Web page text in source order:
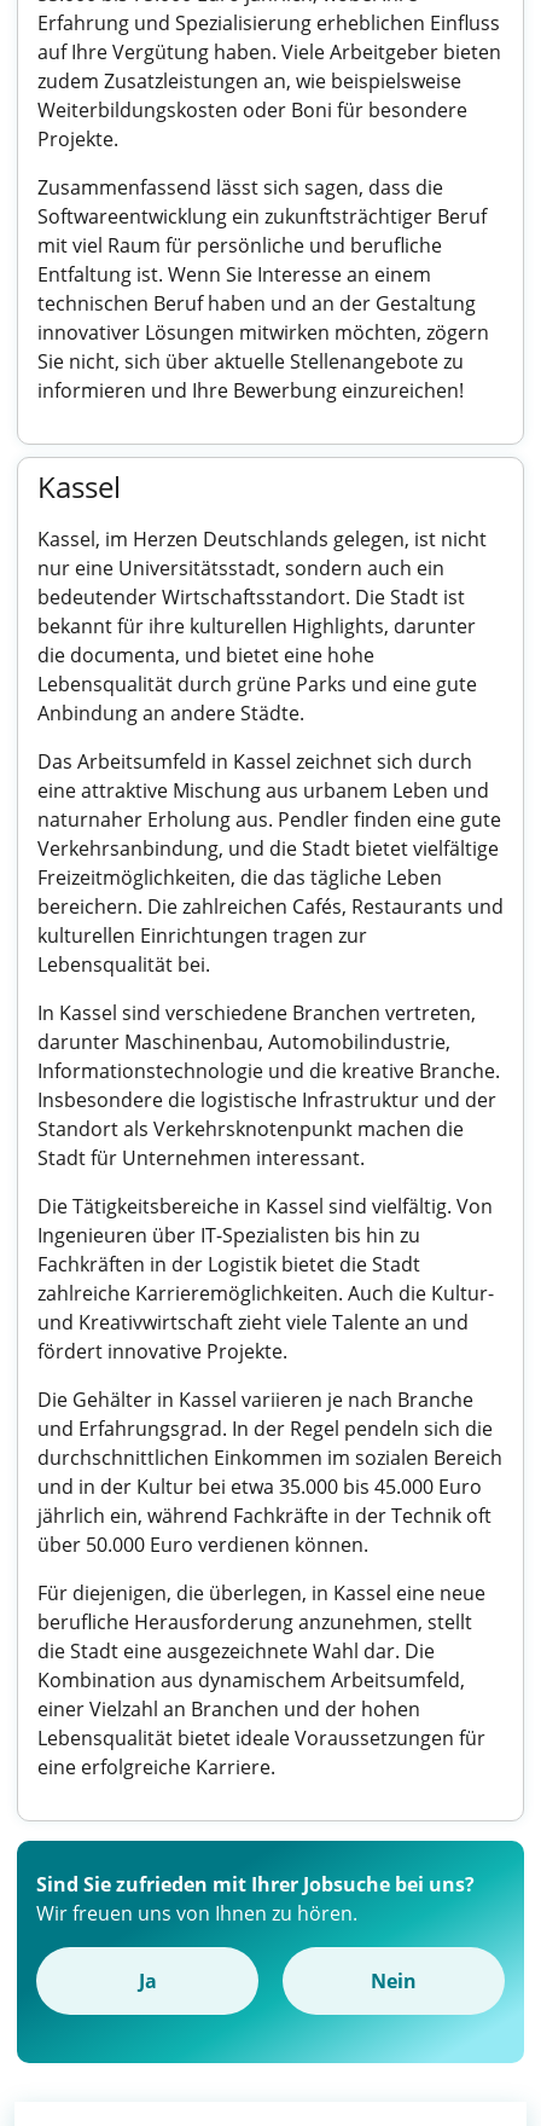
Erfahrung und Spezialisierung erheblichen Einfluss
auf Ihre Vergütung haben. Viele Arbeitgeber bieten
zudem Zusatzleistungen an, wie beispielsweise
Weiterbildungskosten oder Boni für besondere
Projekte.
Zusammenfassend lässt sich sagen, dass die
Softwareentwicklung ein zukunftsträchtiger Beruf
mit viel Raum für persönliche und berufliche
Entfaltung ist. Wenn Sie Interesse an einem
technischen Beruf haben und an der Gestaltung
innovativer Lösungen mitwirken möchten, zögern
Sie nicht, sich über aktuelle Stellenangebote zu
informieren und Ihre Bewerbung einzureichen!
Kassel
Kassel, im Herzen Deutschlands gelegen, ist nicht
nur eine Universitätsstadt, sondern auch ein
bedeutender Wirtschaftsstandort. Die Stadt ist
bekannt für ihre kulturellen Highlights, darunter
die documenta, und bietet eine hohe
Lebensqualität durch grüne Parks und eine gute
Anbindung an andere Städte.
Das Arbeitsumfeld in Kassel zeichnet sich durch
eine attraktive Mischung aus urbanem Leben und
naturnaher Erholung aus. Pendler finden eine gute
Verkehrsanbindung, und die Stadt bietet vielfältige
Freizeitmöglichkeiten, die das tägliche Leben
bereichern. Die zahlreichen Cafés, Restaurants und
kulturellen Einrichtungen tragen zur
Lebensqualität bei.
In Kassel sind verschiedene Branchen vertreten,
darunter Maschinenbau, Automobilindustrie,
Informationstechnologie und die kreative Branche.
Insbesondere die logistische Infrastruktur und der
Standort als Verkehrsknotenpunkt machen die
Stadt für Unternehmen interessant.
Die Tätigkeitsbereiche in Kassel sind vielfältig. Von
Ingenieuren über IT-Spezialisten bis hin zu
Fachkräften in der Logistik bietet die Stadt
zahlreiche Karrieremöglichkeiten. Auch die Kultur-
und Kreativwirtschaft zieht viele Talente an und
fördert innovative Projekte.
Die Gehälter in Kassel variieren je nach Branche
und Erfahrungsgrad. In der Regel pendeln sich die
durchschnittlichen Einkommen im sozialen Bereich
und in der Kultur bei etwa 35.000 bis 45.000 Euro
jährlich ein, während Fachkräfte in der Technik oft
über 50.000 Euro verdienen können.
Für diejenigen, die überlegen, in Kassel eine neue
berufliche Herausforderung anzunehmen, stellt
die Stadt eine ausgezeichnete Wahl dar. Die
Kombination aus dynamischem Arbeitsumfeld,
einer Vielzahl an Branchen und der hohen
Lebensqualität bietet ideale Voraussetzungen für
eine erfolgreiche Karriere.
Sind Sie zufrieden mit Ihrer Jobsuche bei uns?
Wir freuen uns von Ihnen zu hören.
Ja Nein